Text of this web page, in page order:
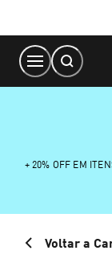
Content
+ 20% OFF EM
Voltar a